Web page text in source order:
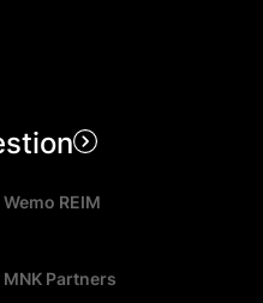
Wemo REIM
MNK Partners